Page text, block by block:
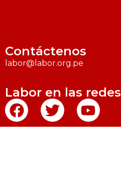
Contáctenos
labor@labor.org.pe
Labor en las redes